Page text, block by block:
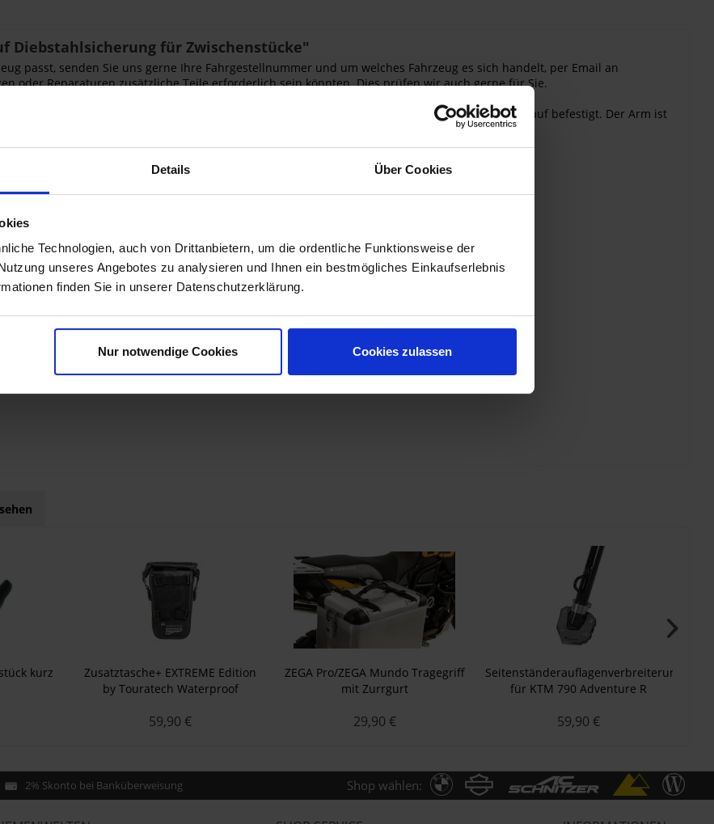
Details Über Cookies
Technologien, auch von Drittanbietern, um die ordentliche Funktionsweise der
unseres Angebotes zu analysieren und Ihnen ein bestmögliches Einkaufserlebnis
finden Sie in unserer Datenschutzerklärung.
Nur notwendige Cookies Cookies zulassen
Diebstahlsicherung für Zwischenstücke"
passt, senden Sie uns gerne Ihre Fahrgestellnummer und um welches Fahrzeug es sich handelt, per Email an
oder Reparaturen zusätzliche Teile erforderlich sein könnten. Dies prüfen wir auch gerne für Sie.
unserer RAM Mount Zwischenstücke. Anstelle der Flügelschraube wird dieser Sicherheitsknauf befestigt. Der Arm ist
kurz
Zusatztasche+ EXTREME Edition
by Touratech Waterproof
59,90 €
ZEGA Pro/ZEGA Mundo Tragegriff
mit Zurrgurt
29,90 €
Seitenständerauflagenverbreiterung
für KTM 790 Adventure R
59,90 €
2% Skonto bei Banküberweisung Shop wählen: